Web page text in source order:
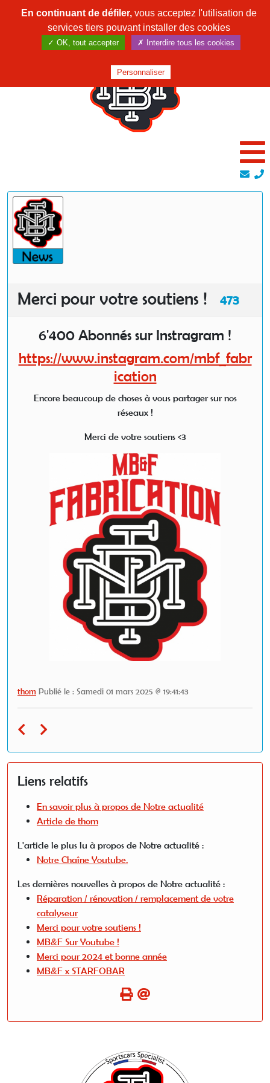
Merci pour votre soutiens ! 473
6'400 Abonnés sur Instragram !
https://www.instagram.com/mbf_fabr
ication
Encore beaucoup de choses à vous partager sur nos
réseaux !
Merci de votre soutiens <3
thom Publié le : Samedi 01 mars 2025 @ 19:41:43
Liens relatifs
En savoir plus à propos de Notre actualité
Article de thom
L'article le plus lu à propos de Notre actualité :
Notre Chaîne Youtube.
Les dernières nouvelles à propos de Notre actualité :
Réparation / rénovation / remplacement de votre
catalyseur
Merci pour votre soutiens !
MB&F Sur Youtube !
Merci pour 2024 et bonne année
MB&F x STARFOBAR
En continuant de défiler,vous acceptez l'utilisation de
services tiers pouvant installer des cookies
✓ OK, tout accepter ✗ Interdire tous les cookies
Personnaliser